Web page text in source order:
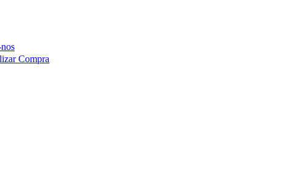
Compra